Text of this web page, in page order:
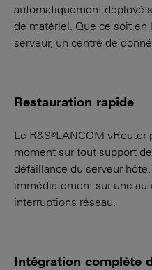
automatiquement déployé
de matériel. Que ce soit en
serveur, un centre de
Restauration rapide
Le R&S®LANCOM
moment sur tout support
défaillance du serveur
immédiatement sur une
interruptions réseau.
Intégration complète